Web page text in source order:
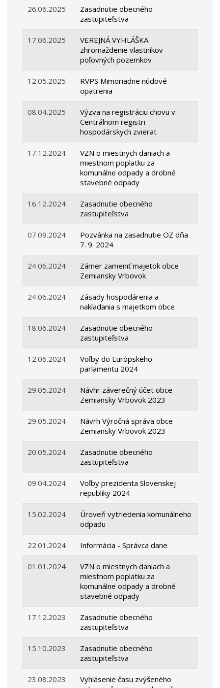
26.06.2025
Zasadnutie obecného
zastupiteľstva
17.06.2025
VEREJNÁ VYHLÁŠKA
zhromaždenie vlastníkov
poľovných pozemkov
12.05.2025
RVPS Mimoriadne núdové
opatrenia
08.04.2025
Výzva na registráciu chovu v
Centrálnom registri
hospodárskych zvierat
17.12.2024
VZN o miestnych daniach a
miestnom poplatku za
komunálne odpady a drobné
stavebné odpady
16.12.2024
Zasadnutie obecného
zastupiteľstva
07.09.2024
Pozvánka na zasadnutie OZ dňa
7. 9. 2024
24.06.2024
Zámer zameniť majetok obce
Zemiansky Vrbovok
24.06.2024
Zásady hospodárenia a
nakladania s majetkom obce
18.06.2024
Zasadnutie obecného
zastupiteľstva
12.06.2024
Voľby do Európskeho
parlamentu 2024
29.05.2024
Návhr záverečný účet obce
Zemiansky Vrbovok 2023
29.05.2024
Návrh Výročná správa obce
Zemiansky Vrbovok 2023
20.05.2024
Zasadnutie obecného
zastupiteľstva
09.04.2024
Voľby prezidenta Slovenskej
republiky 2024
15.02.2024
Úroveň vytriedenia komunálneho
odpadu
22.01.2024 Informácia - Správca dane
01.01.2024
VZN o miestnych daniach a
miestnom poplatku za
komunálne odpady a drobné
stavebné odpady
17.12.2023
Zasadnutie obecného
zastupiteľstva
15.10.2023
Zasadnutie obecného
zastupiteľstva
23.08.2023
Vyhlásenie času zvýšeného